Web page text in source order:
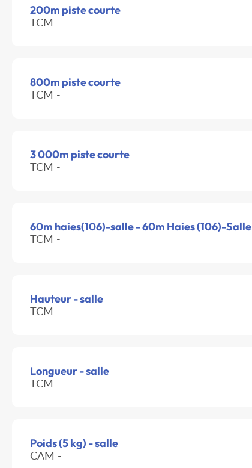
200m piste courte
TCM -
800m piste courte
TCM -
3 000m piste courte
TCM -
60m haies(106)-salle - 60m Haies (106)-Salle
TCM -
Hauteur - salle
TCM -
Longueur - salle
TCM -
Poids (5 kg) - salle
CAM -